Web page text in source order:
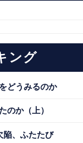
ング
どうみるのか
のか（上）
陥、ふたたび